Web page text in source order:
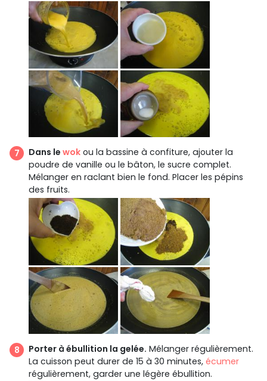
Dans le wok ou la bassine à confiture, ajouter la
poudre de vanille ou le bâton, le sucre complet.
Mélanger en raclant bien le fond. Placer les pépins
des fruits.
Porter à ébullition la gelée. Mélanger régulièrement.
La cuisson peut durer de 15 à 30 minutes, écumer
régulièrement, garder une légère ébullition.